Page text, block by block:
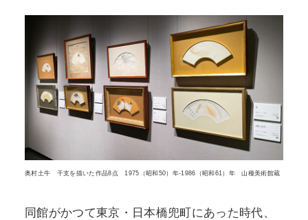
奥村土牛 干支を描いた作品8点 1975（昭和50）年-1986（昭和61）年 山種美術館蔵
同館がかつて東京・日本橋兜町にあった時代、